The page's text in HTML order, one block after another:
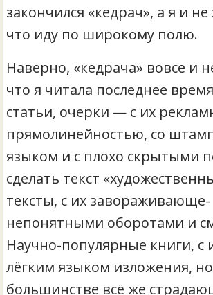
закончился «кедрач», а я и
что иду по широкому полю.
Наверно, «кедрача» вовсе и
что я читала последнее
статьи, очерки — с их
прямолинейностью, со
языком и с плохо скрытыми
сделать текст
тексты, с их завораживающе-
непонятными оборотами и
Научно-популярные книги, с
лёгким языком изложения,
большинстве всё же